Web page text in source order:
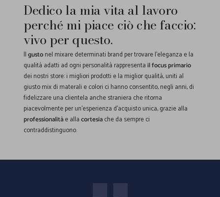
Dedico la mia vita al lavoro
perché mi piace ciò che faccio:
vivo per questo.
Ilgustonel mixare determinati brand per trovare l'eleganza e la
qualità adatti ad ogni personalità rappresentail focus primario
dei nostri store: i migliori prodotti e la miglior qualità, uniti al
giusto mix di materali e colori ci hanno consentito, negli anni, di
fidelizzare una clientela anche straniera che ritorna
piacevolmente per un'esperienza d'acquisto unica, grazie alla
professionalitàe allacortesiache da sempre ci
contraddistinguono.